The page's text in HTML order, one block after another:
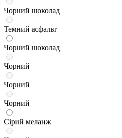
Чорний шоколад
Темний асфальт
Чорний шоколад
Чорний
Чорний
Чорний
Сірий меланж